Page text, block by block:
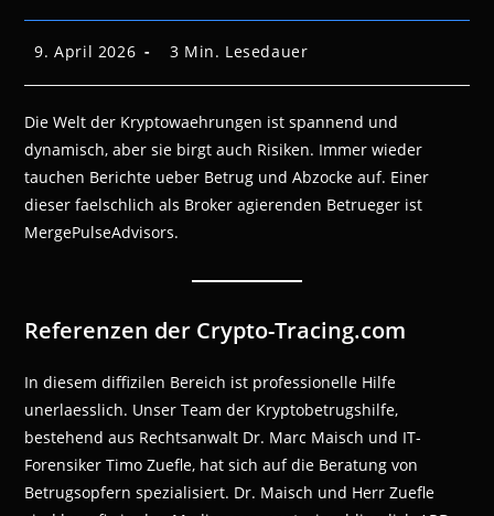
Beitrag
9. April 2026 Lesedauer:
3 Min. Lesedauer
Die Welt der Kryptowaehrungen ist spannend und
dynamisch, aber sie birgt auch Risiken. Immer wieder
tauchen Berichte ueber Betrug und Abzocke auf. Einer
dieser faelschlich als Broker agierenden Betrueger ist
MergePulseAdvisors.
Referenzen der Crypto-Tracing.com
In diesem diffizilen Bereich ist professionelle Hilfe
unerlaesslich. Unser Team der Kryptobetrugshilfe,
bestehend aus Rechtsanwalt Dr. Marc Maisch und IT-
Forensiker Timo Zuefle, hat sich auf die Beratung von
Betrugsopfern spezialisiert. Dr. Maisch und Herr Zuefle